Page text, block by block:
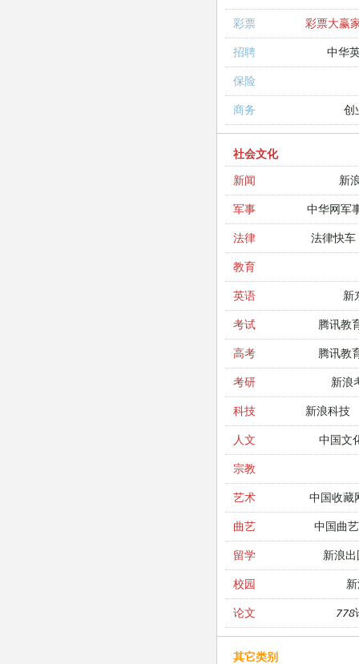
彩票 彩票大赢
招聘 中华
保险
商务 创
社会文化
新闻
新
军事 中华网军
法律 法律快车
教育
英语 新
考试 腾讯教
高考 腾讯教
考研 新浪
科技 新浪科技
人文 中国文
宗教
艺术 中国收藏
曲艺 中国曲
留学 新浪
校园
论文 778
其它类别